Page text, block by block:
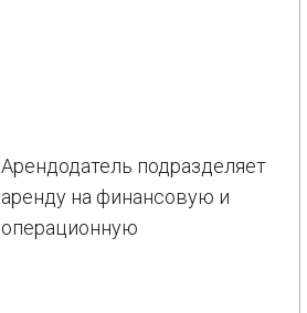
Арендодатель подразделяет
аренду на финансовую и
операционную